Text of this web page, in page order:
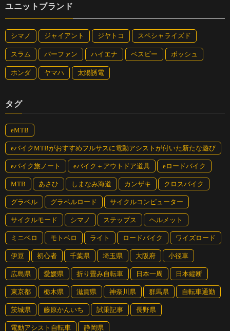
ユニットブランド
シマノ ジャイアント ジヤトコ スペシャライズド
スラム バーファン ハイエナ ベスビー ボッシュ
ホンダ ヤマハ 太陽誘電
タグ
eMTB
eバイクMTBがおすすめフルサスに電動アシストが付いた新たな遊び
eバイク旅ノート eバイク＋アウトドア道具 eロードバイク
MTB あさひ しまなみ海道 カンザキ クロスバイク
グラベル グラベルロード サイクルコンピューター
サイクルモード シマノ ステップス ヘルメット
ミニベロ モトベロ ライト ロードバイク ワイズロード
伊豆 初心者 千葉県 埼玉県 大阪府 小径車
広島県 愛媛県 折り畳み自転車 日本一周 日本縦断
東京都 栃木県 滋賀県 神奈川県 群馬県 自転車通勤
茨城県 藤原かんいち 試乗記事 長野県
電動アシスト自転車 静岡県